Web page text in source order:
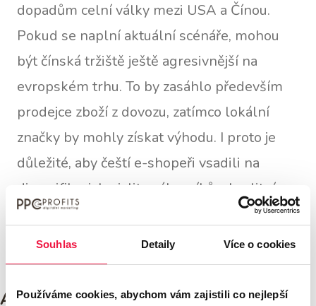
Souhlas Detaily Více o cookies
Používáme cookies, abychom vám zajistili co nejlepší
dopadům celní války mezi USA a Čínou.
Pokud se naplní aktuální scénáře, mohou
být čínská tržiště ještě agresivnější na
evropském trhu. To by zasáhlo především
prodejce zboží z dovozu, zatímco lokální
značky by mohly získat výhodu. I proto je
důležité, aby čeští e-shopeři vsadili na
diverzifikaci, loajalitu zákazníků a kvalitní
služby.
Autor článku: